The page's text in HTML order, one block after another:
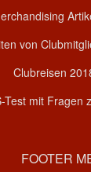
von
Clubreisen
Test mit Fragen
FOOTER